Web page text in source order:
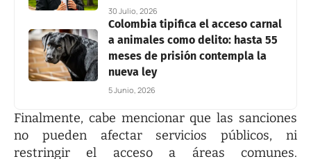
30 Julio, 2026
Colombia tipifica el acceso carnal
a animales como delito: hasta 55
meses de prisión contempla la
nueva ley
5 Junio, 2026
Finalmente, cabe mencionar que las sanciones
no pueden afectar servicios públicos, ni
restringir el acceso a áreas comunes.